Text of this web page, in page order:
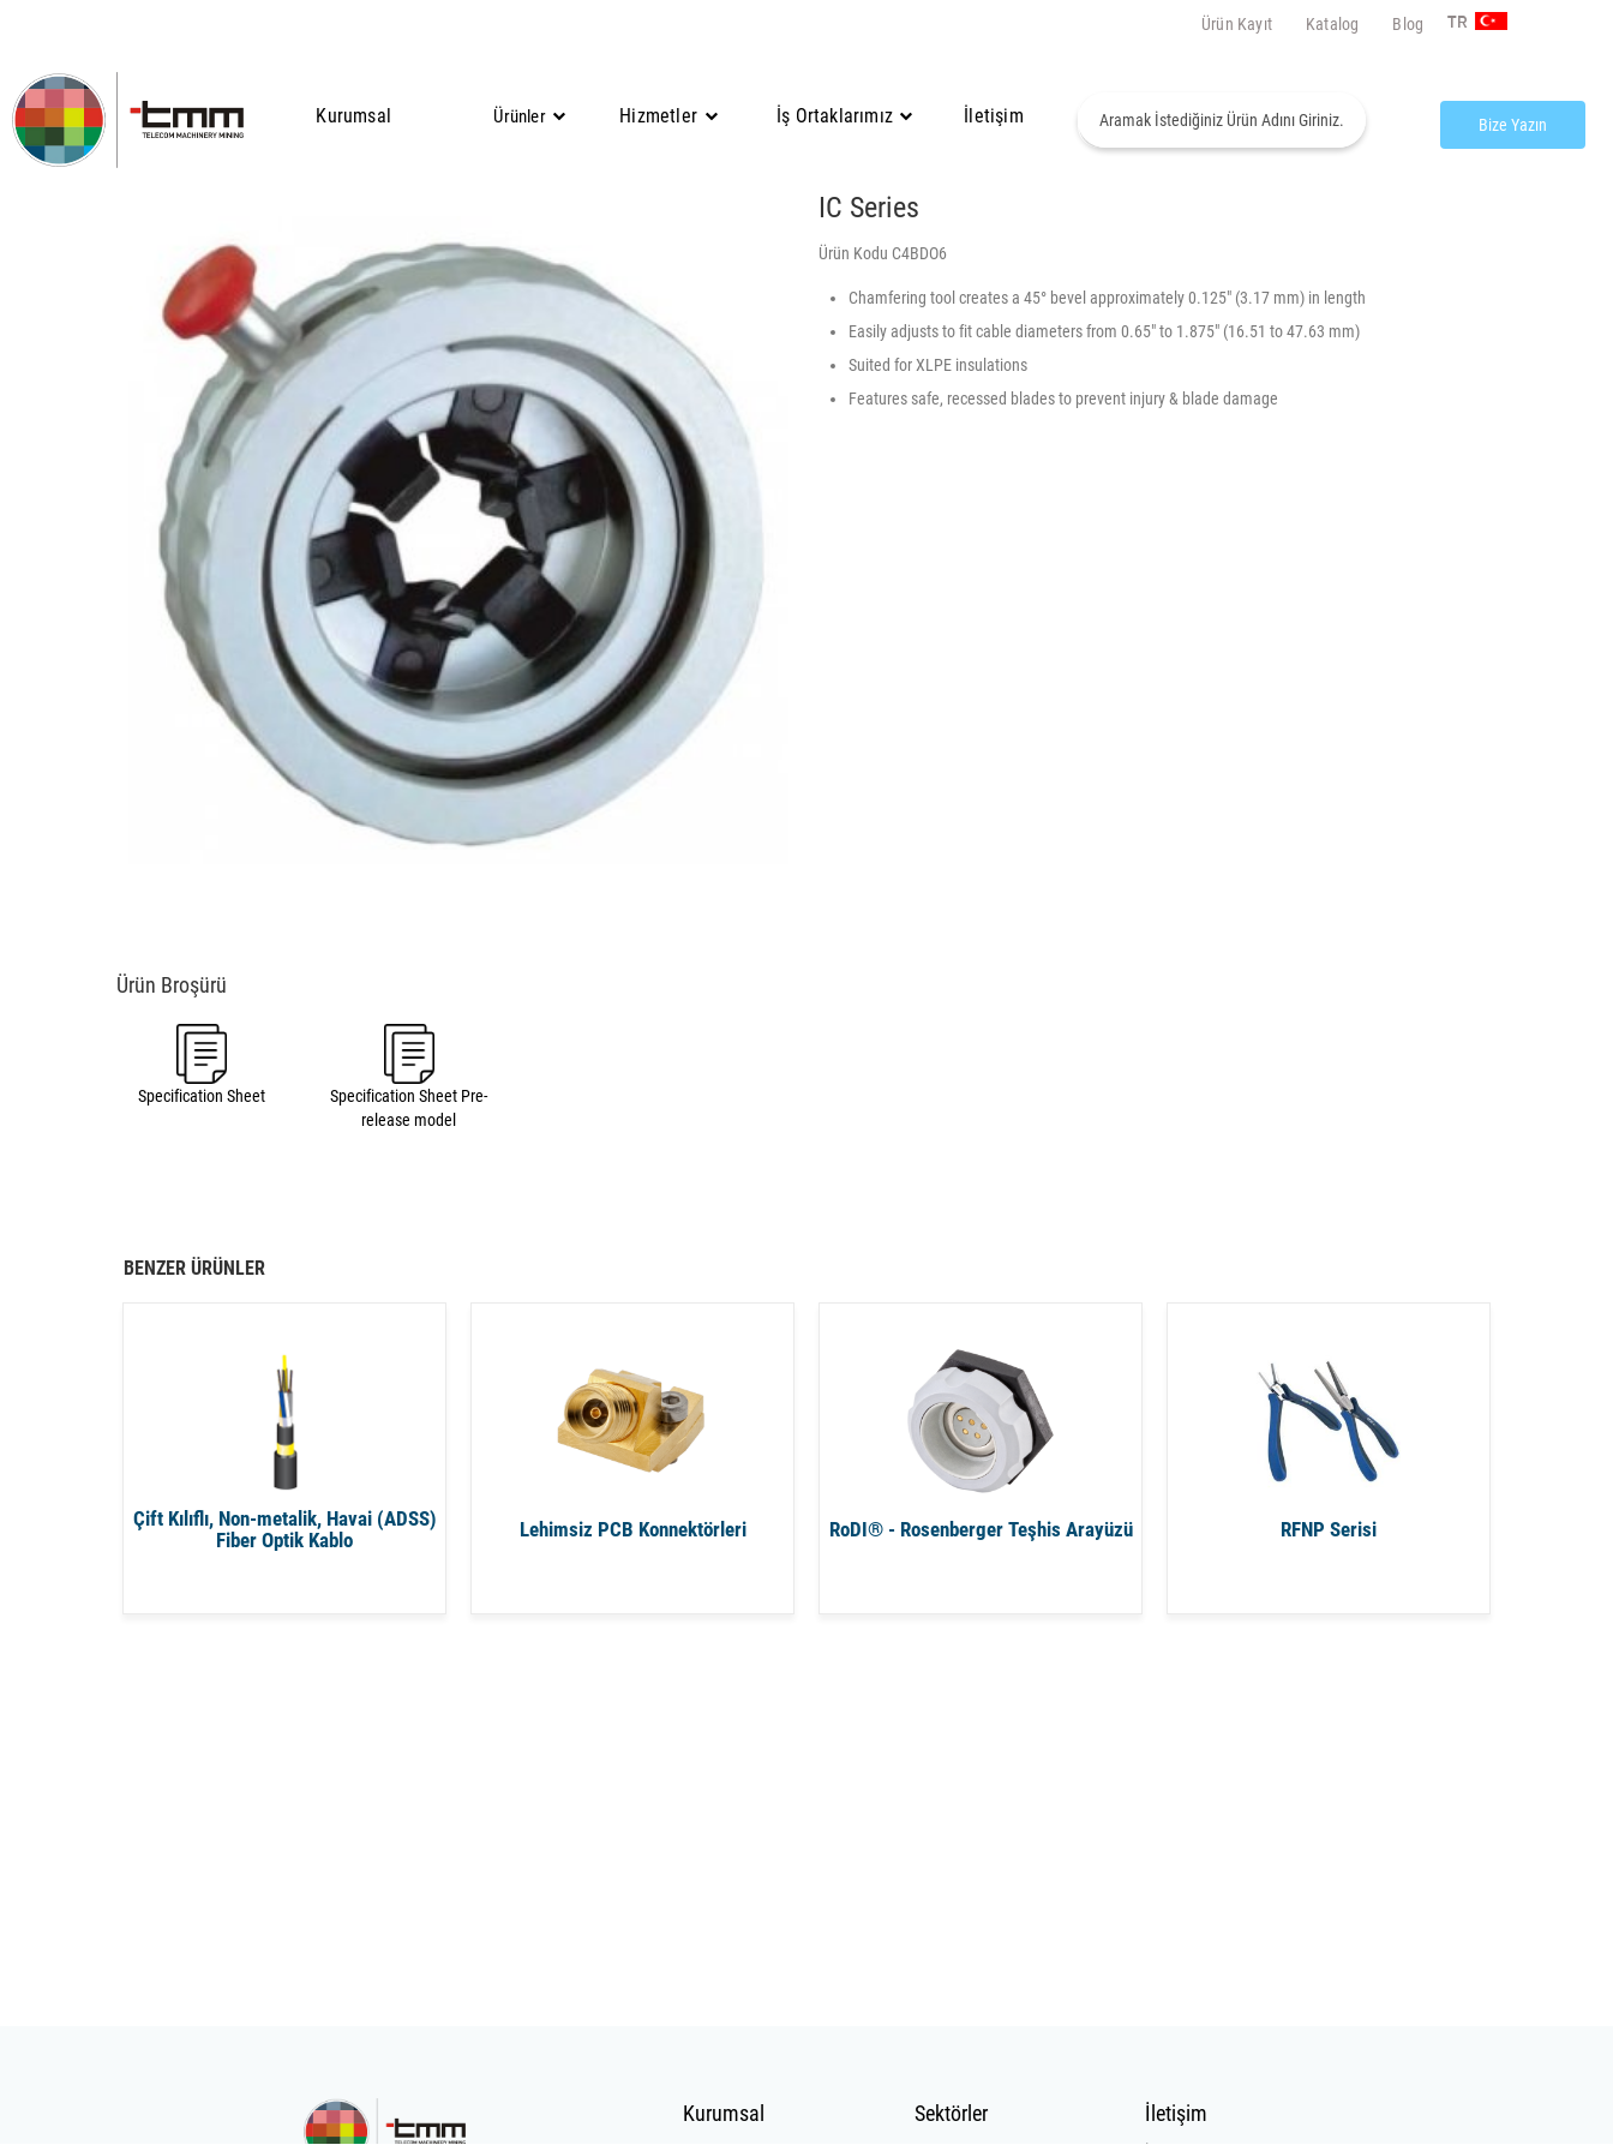
Ürün Kayıt Katalog Blog TR
Kurumsal Ürünler Hizmetler İş Ortaklarımız İletişim Bize Yazın
IC Series
Ürün Kodu C4BDO6
Chamfering tool creates a 45° bevel approximately 0.125″ (3.17 mm) in length
Easily adjusts to fit cable diameters from 0.65″ to 1.875″ (16.51 to 47.63 mm)
Suited for XLPE insulations
Features safe, recessed blades to prevent injury & blade damage
Specification Sheet
Specification Sheet Pre-
release model
BENZER ÜRÜNLER
Çift Kılıflı, Non-metalik, Havai (ADSS)
Fiber Optik Kablo
Lehimsiz PCB Konnektörleri RoDI® - Rosenberger Teşhis Arayüzü RFNP Serisi
Kurumsal Sektörler İletişim